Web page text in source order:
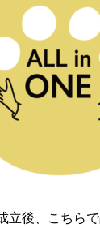
立後、こちら